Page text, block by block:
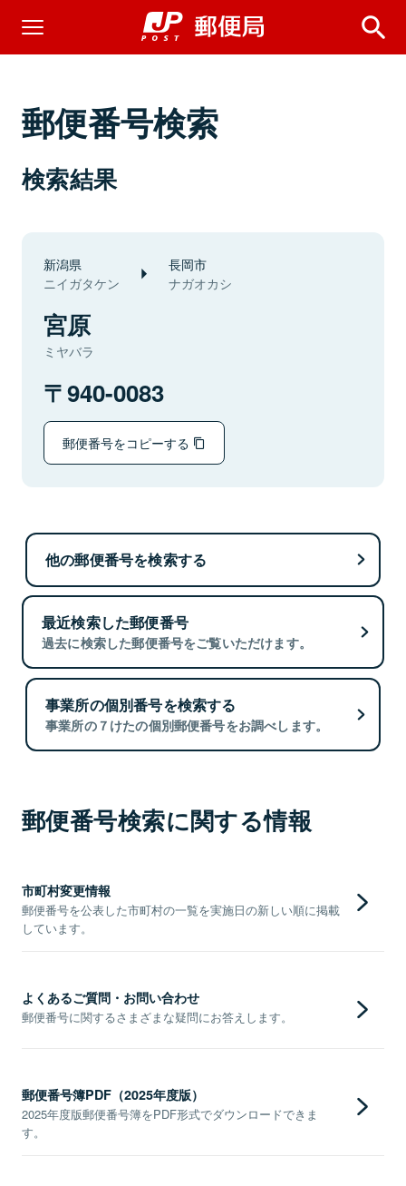
郵便番号検索
検索結果
新潟県
ニイガタケン
長岡市
ナガオカシ
宮原
ミヤバラ
940-0083
郵便番号をコピーする
他の郵便番号を検索する
最近検索した郵便番号
過去に検索した郵便番号をご覧いただけます。
事業所の個別番号を検索する
事業所の７けたの個別郵便番号をお調べします。
郵便番号検索に関する情報
市町村変更情報
郵便番号を公表した市町村の一覧を実施日の新しい順に掲載
しています。
よくあるご質問・お問い合わせ
郵便番号に関するさまざまな疑問にお答えします。
郵便番号簿PDF（2025年度版）
2025年度版郵便番号簿をPDF形式でダウンロードできま
す。